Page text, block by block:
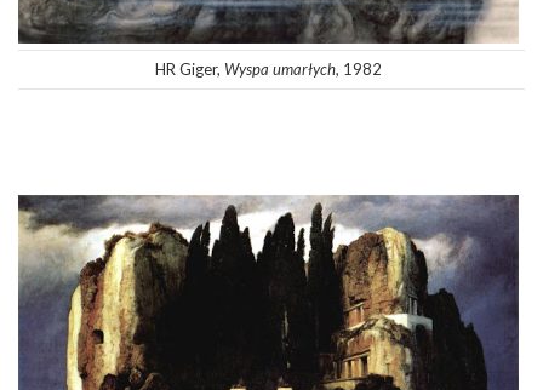
HR Giger, Wyspa umarłych, 1982